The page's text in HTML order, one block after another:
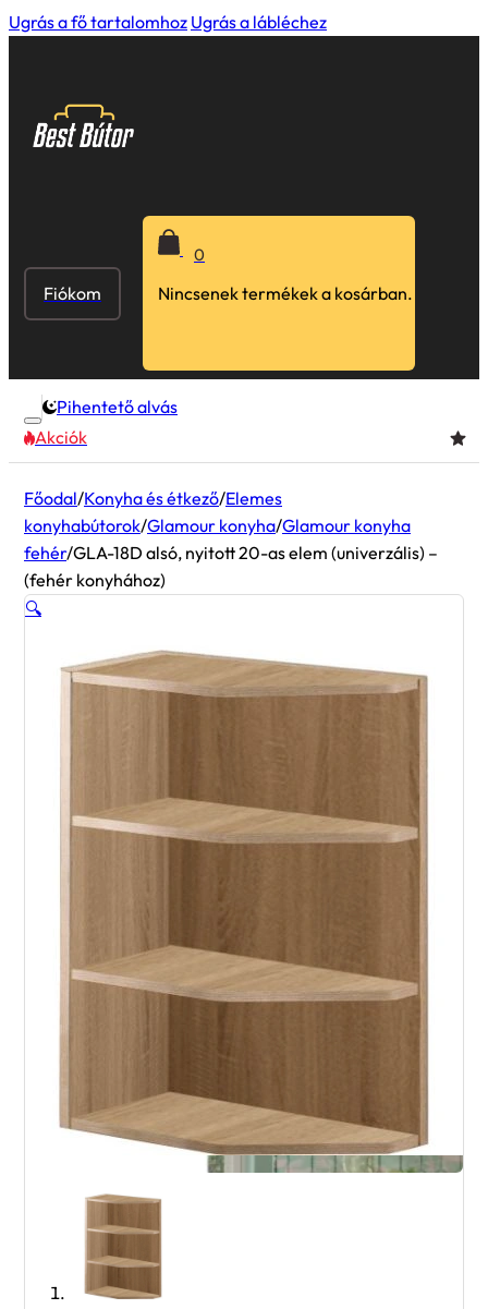
Ugrás a fő tartalomhoz Ugrás a lábléchez
Fiókom
0
Nincsenek termékek a kosárban.
Pihentető alvás
Akciók
Főodal/Konyha és étkező/Elemes
konyhabútorok/Glamour konyha/Glamour konyha
fehér/GLA-18D alsó, nyitott 20-as elem (univerzális) –
(fehér konyhához)
🔍